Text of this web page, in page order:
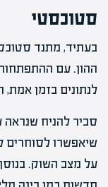
סטוכסטי
בעתיד, מתנד
ההון. עם
לנתונים בזמן אמת,
סביר להניח שנראה
שיאפשרו לסוחרים
על מצב השוק.